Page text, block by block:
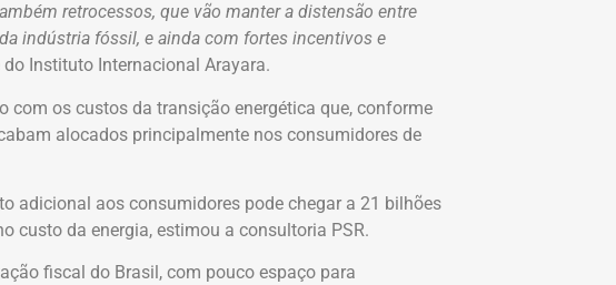
retrocessos, que vão manter a distensão entre
indústria fóssil, e ainda com fortes incentivos e
do Instituto Internacional Arayara.
com os custos da transição energética que, conforme
alocados principalmente nos consumidores de
adicional aos consumidores pode chegar a 21 bilhões
custo da energia, estimou a consultoria PSR.
fiscal do Brasil, com pouco espaço para